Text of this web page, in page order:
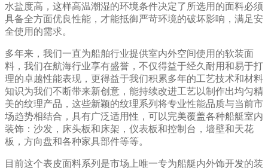
水盐度高，这样高温潮湿的环境条件决定了所选用的面料必须
具备全方面优良性能，才能抵御严苛环境的破坏影响，满足安
全使用的需求。
多年来，我们一直为船舶行业提供室内外空间使用的软装面
料，我们在航海行业享有盛誉，不仅得益于经久耐用和易于打
理的卓越性能表现，更得益于我们积累多年的工艺技术和材料
知识为我们不断带来新创意，能持续改进工艺以制作出均匀精
美的纹理产品，这些新颖的纹理系列将专业性能品质与当前市
场趋势相结合，具有广泛适用性，可以完美覆盖各种船艇室内
装饰：沙发，床头板和床架，仪表板和控制台，墙壁和天花
板，方向盘和各种家具部件等等。
目前这个表皮面料系列是市场上唯一专为船艇内外饰开发的装